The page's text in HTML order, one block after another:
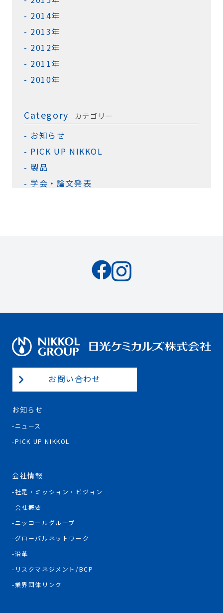
2014年
2013年
2012年
2011年
2010年
Category カテゴリー
お知らせ
PICK UP NIKKOL
製品
学会・論文発表
お問い合わせ
お知らせ
ニュース
PICK UP NIKKOL
会社情報
社是・ミッション・ビジョン
会社概要
ニッコールグループ
グローバルネットワーク
沿革
リスクマネジメント/BCP
業界団体リンク